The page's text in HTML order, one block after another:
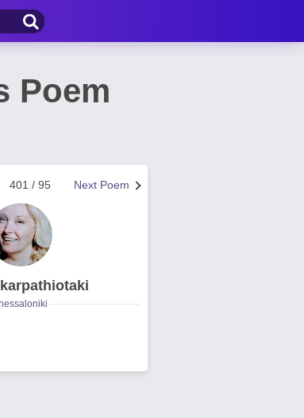
Poem
Next Poem
401 / 95